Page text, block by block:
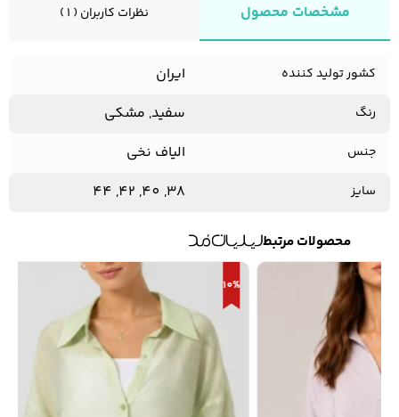
مشخصات محصول نظرات کاربران ( 1 )
کشور تولید کننده ایران
رنگ سفید, مشکی
جنس الیاف نخی
سایز 38, 40, 42, 44
محصولات مرتبط
10%